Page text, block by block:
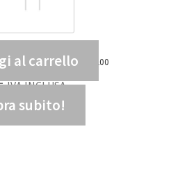
Attacco palo GARDEN 452 NERO – DIS 99125200
IVA INCLUSA
IVA ESCLUSA
al carrello
subito!